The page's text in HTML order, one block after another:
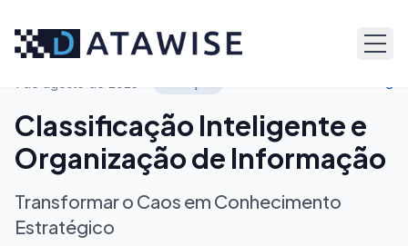
Classificação Inteligente e
Organização de Informação
Transformar o Caos em Conhecimento
Estratégico